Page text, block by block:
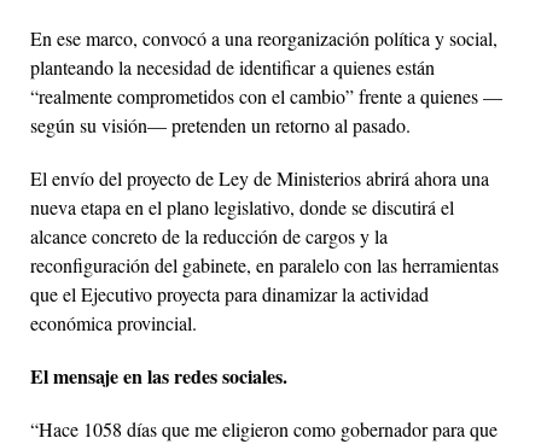
En ese marco, convocó a una reorganización política y social,
planteando la necesidad de identificar a quienes están
“realmente comprometidos con el cambio” frente a quienes —
según su visión— pretenden un retorno al pasado.
El envío del proyecto de Ley de Ministerios abrirá ahora una
nueva etapa en el plano legislativo, donde se discutirá el
alcance concreto de la reducción de cargos y la
reconfiguración del gabinete, en paralelo con las herramientas
que el Ejecutivo proyecta para dinamizar la actividad
económica provincial.
El mensaje en las redes sociales.
“Hace 1058 días que me eligieron como gobernador para que